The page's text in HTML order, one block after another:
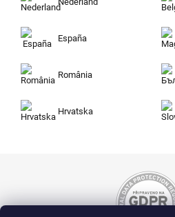
España
România
Hrvatska